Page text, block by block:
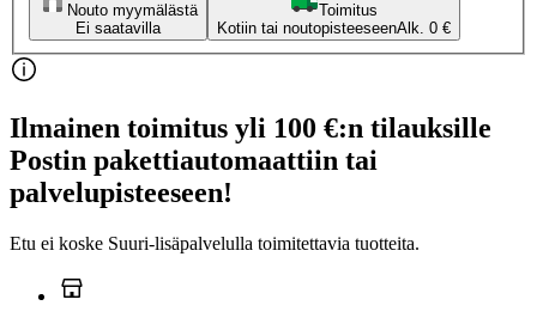
Nouto myymälästä
Ei saatavilla
Toimitus
Kotiin tai noutopisteeseenAlk. 0 €
Ilmainen toimitus yli 100 €:n tilauksille
Postin pakettiautomaattiin tai
palvelupisteeseen!
Etu ei koske Suuri‑lisäpalvelulla toimitettavia tuotteita.